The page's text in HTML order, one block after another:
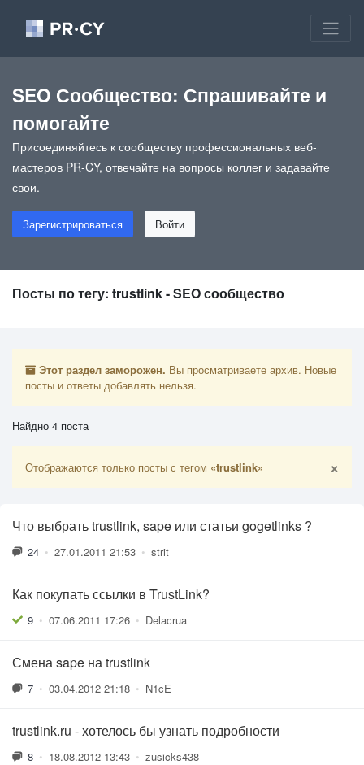
SEO Сообщество: Спрашивайте и
помогайте
Присоединяйтесь к сообществу профессиональных веб-
мастеров PR-CY, отвечайте на вопросы коллег и задавайте
свои.
Зарегистрироваться Войти
Посты по тегу: trustlink - SEO сообщество
Этот раздел заморожен. Вы просматриваете архив. Новые
посты и ответы добавлять нельзя.
Найдно 4 поста
Отображаются только посты с тегом «trustlink» ×
Что выбрать trustlink, sape или статьи gogetlinks ?
24 • 27.01.2011 21:53 • strit
Как покупать ссылки в TrustLink?
9 • 07.06.2011 17:26 • Delacrua
Смена sape на trustlink
7 • 03.04.2012 21:18 • N1cE
trustlink.ru - хотелось бы узнать подробности
8 • 18.08.2012 13:43 • zusicks438